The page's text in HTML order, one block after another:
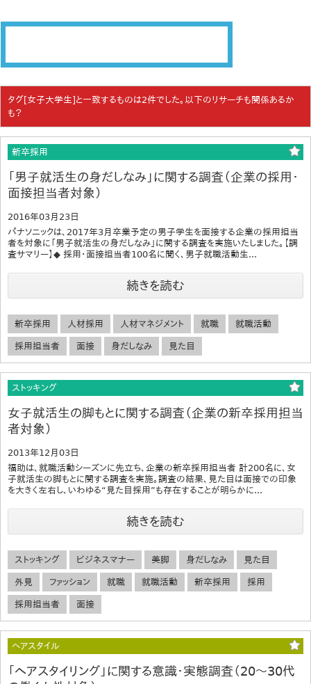
タグ[女子大学生]と一致するものは2件でした。以下のリサーチも関係あるか
も？
新卒採用
「男子就活生の身だしなみ」に関する調査（企業の採用・
面接担当者対象）
2016年03月23日
パナソニックは、2017年3月卒業予定の男子学生を面接する企業の採用担当
者を対象に「男子就活生の身だしなみ」に関する調査を実施いたしました。【調
査サマリー】◆ 採用・面接担当者100名に聞く、男子就職活動生...
続きを読む
新卒採用 人材採用 人材マネジメント 就職 就職活動
採用担当者 面接 身だしなみ 見た目
ストッキング
女子就活生の脚もとに関する調査（企業の新卒採用担当
者対象）
2013年12月03日
福助は、就職活動シーズンに先立ち、企業の新卒採用担当者 計200名に、女
子就活生の脚もとに関する調査を実施。調査の結果、見た目は面接での印象
を大きく左右し、いわゆる“見た目採用”も存在することが明らかに...
続きを読む
ストッキング ビジネスマナー 美脚 身だしなみ 見た目
外見 ファッション 就職 就職活動 新卒採用 採用
採用担当者 面接
ヘアスタイル
「ヘアスタイリング」に関する意識・実態調査（20～30代